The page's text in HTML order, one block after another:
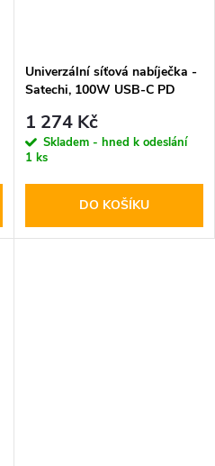
Univerzální síťová nabíječka -
Satechi, 100W USB-C PD
1 274 Kč
Skladem - hned k odeslání
1 ks
DO KOŠÍKU